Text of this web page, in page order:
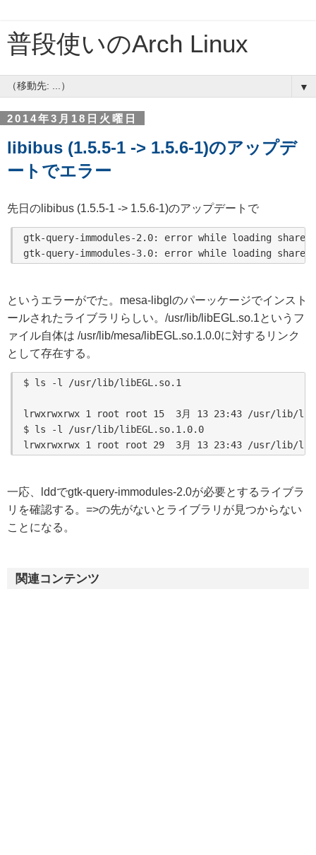
普段使いのArch Linux
▼
2014年3月18日火曜日
libibus (1.5.5-1 -> 1.5.6-1)のアップデ
ートでエラー
先日のlibibus (1.5.5-1 -> 1.5.6-1)のアップデートで
gtk-query-immodules-2.0: error while loading
というエラーがでた。mesa-libglのパーッケージでインスト
ールされたライブラリらしい。/usr/lib/libEGL.so.1というフ
ァイル自体は /usr/lib/mesa/libEGL.so.1.0.0に対するリンク
として存在する。
$ ls -l /usr/lib/libEGL.so.1
lrwxrwxrwx 1 root root 15  3月 13 23:43 /usr/lib/
$ ls -l /usr/lib/libEGL.so.1.0.0
一応、lddでgtk-query-immodules-2.0が必要とするライブラ
リを確認する。=>の先がないとライブラリが見つからない
ことになる。
関連コンテンツ